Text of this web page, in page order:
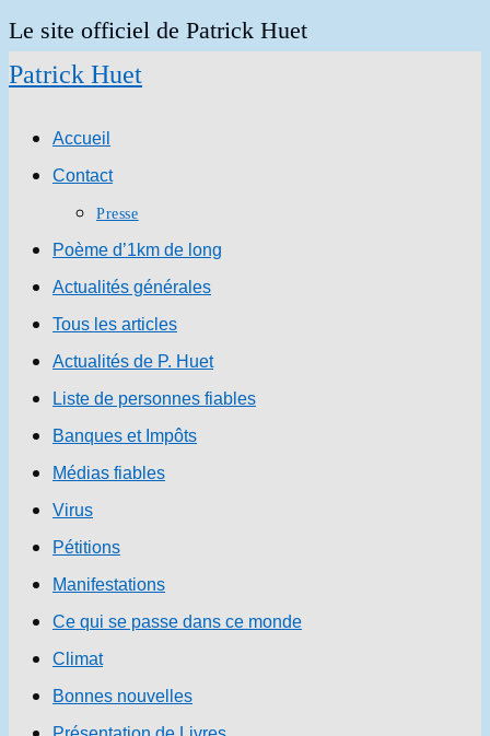
Skip
to
Le site officiel de Patrick Huet
Patrick Huet
Accueil
Contact
Presse
Poème d’1km de long
Actualités générales
Tous les articles
Actualités de P. Huet
Liste de personnes fiables
Banques et Impôts
Médias fiables
Virus
Pétitions
Manifestations
Ce qui se passe dans ce monde
Climat
Bonnes nouvelles